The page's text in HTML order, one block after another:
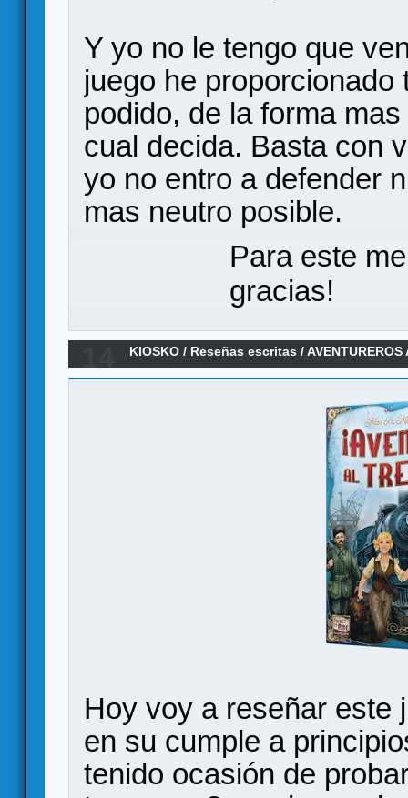
Y yo no le tengo que
juego he
podido, de la forma
cual decida. Basta con
yo no entro a defender
mas neutro posible.
Para este
gracias!
KIOSKO / Reseñas escritas /
MUNDO (Reseña)
Hoy voy a reseñar este
en su cumple a
tenido ocasión de